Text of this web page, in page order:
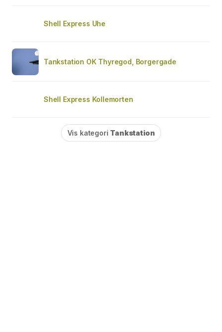
Shell Express Uhe
Tankstation OK Thyregod, Borgergade
Shell Express Kollemorten
Vis kategori Tankstation